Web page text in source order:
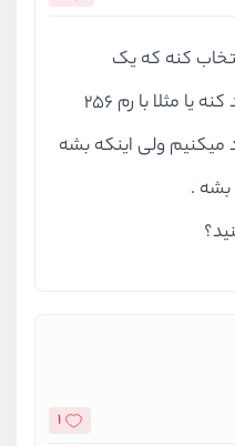
کنه که یک
مثلا با رم 256
میکنیم ولی اینکه بشه
بشه .
1